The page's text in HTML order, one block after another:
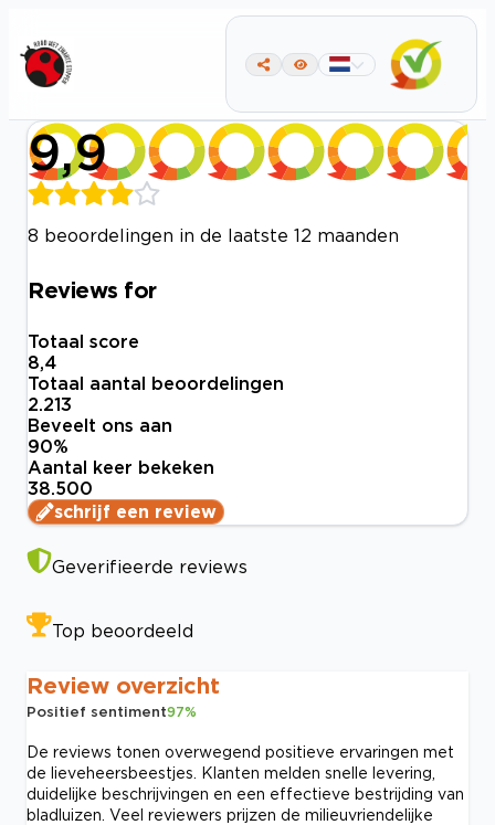
9,9
8 beoordelingen in de laatste 12 maanden
Reviews for
Totaal score
8,4
Totaal aantal beoordelingen
2.213
Beveelt ons aan
90%
Aantal keer bekeken
38.500
schrijf een review
Geverifieerde reviews
Top beoordeeld
Review overzicht
Positief sentiment97%
De reviews tonen overwegend positieve ervaringen met
de lieveheersbeestjes. Klanten melden snelle levering,
duidelijke beschrijvingen en een effectieve bestrijding van
bladluizen. Veel reviewers prijzen de milieuvriendelijke